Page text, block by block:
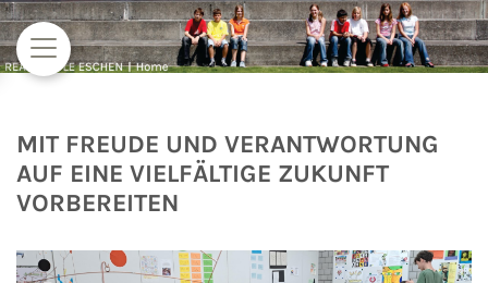
Zum Inhalt springen
MIT FREUDE UND VERANTWORTUNG
AUF EINE VIELFÄLTIGE ZUKUNFT
VORBEREITEN